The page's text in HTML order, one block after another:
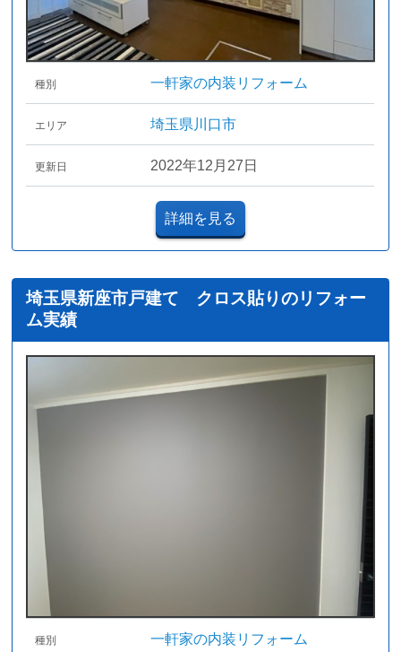
種別 一軒家の内装リフォーム
エリア 埼玉県川口市
更新日 2022年12月27日
詳細を見る
埼玉県新座市戸建て クロス貼りのリフォー
ム実績
種別 一軒家の内装リフォーム